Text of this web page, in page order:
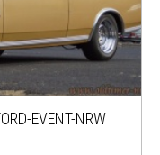
EVENT-NRW